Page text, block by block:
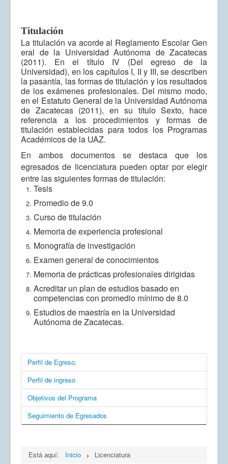
Titulación
La titulación va acordeal Reglamento EscolarGen
eral de la Universidad Autónoma de Zacatecas
(2011). En el título IV (Del egreso de la
Universidad), en los capítulos I, II y III, se describen
la pasantía, las formas de titulación y los resultados
de los exámenes profesionales. Del mismo modo,
en el Estatuto General de la Universidad Autónoma
de Zacatecas (2011), en su título Sexto, hace
referencia a los procedimientos y formas de
titulación establecidas para todos los Programas
Académicos de la UAZ.
En ambos documentos se destaca que los
egresados de licenciatura pueden optar por elegir
entre las siguientes formas de titulación:
Tesis
Promedio de 9.0
Curso de titulación
Memoria de experiencia profesional
Monografía de investigación
Examen general de conocimientos
Memoria de prácticas profesionales dirigidas
Acreditar un plan de estudios basado en
competencias con promedio mínimo de 8.0
Estudios de maestría en la Universidad
Autónoma de Zacatecas.
Perfil de Egreso.
Perfil de ingreso
Objetivos del Programa
Seguimiento de Egresados
Está aquí: Inicio Licenciatura